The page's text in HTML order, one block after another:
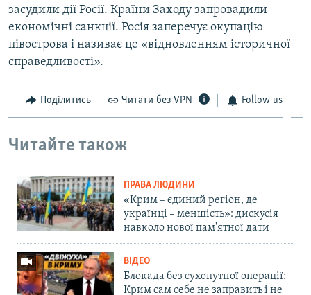
засудили дії Росії. Країни Заходу запровадили
економічні санкції. Росія заперечує окупацію
півострова і називає це «відновленням історичної
справедливості».
Поділитись Читати без VPN Follow us
Читайте також
ПРАВА ЛЮДИНИ
«Крим – єдиний регіон, де
українці – меншість»: дискусія
навколо нової пам'ятної дати
ВІДЕО
Блокада без сухопутної операції:
Крим сам себе не заправить і не